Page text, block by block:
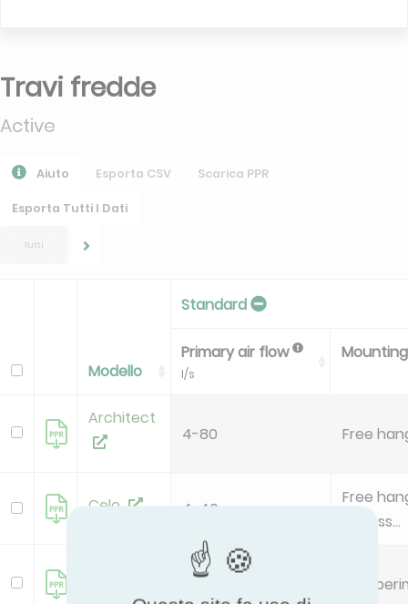
Travi fredde
Active
Aiuto Esporta CSV Scarica PPR
Esporta Tutti I Dati
Tutti
Modello
Standard
Primary air flow
l/s
Architect
4-80 Free
Celo 4-40
Free
Recess...
3-31 Wall